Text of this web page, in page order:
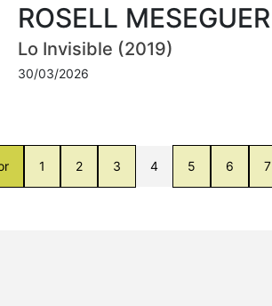
ROSELL MESEGUER
Lo Invisible (2019)
30/03/2026
1 2 3 4 5 6 7